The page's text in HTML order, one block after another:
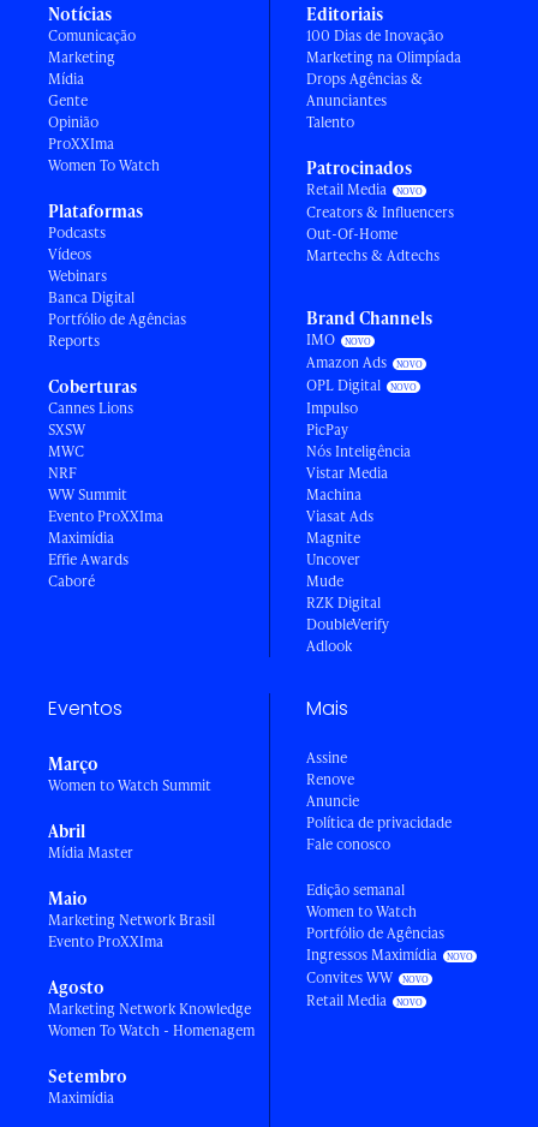
Notícias
Comunicação
Marketing
Mídia
Gente
Opinião
ProXXIma
Women To Watch
Plataformas
Podcasts
Vídeos
Webinars
Banca Digital
Portfólio de Agências
Reports
Coberturas
Cannes Lions
SXSW
MWC
NRF
WW Summit
Evento ProXXIma
Maximídia
Effie Awards
Caboré
Editoriais
100 Dias de Inovação
Marketing na Olimpíada
Drops Agências &
Anunciantes
Talento
Patrocinados
Retail Media
Creators & Influencers
Out-Of-Home
Martechs & Adtechs
Brand Channels
IMO
Amazon Ads
OPL Digital
Impulso
PicPay
Nós Inteligência
Vistar Media
Machina
Viasat Ads
Magnite
Uncover
Mude
RZK Digital
DoubleVerify
Adlook
Eventos
Março
Women to Watch Summit
Abril
Mídia Master
Maio
Marketing Network Brasil
Evento ProXXIma
Agosto
Marketing Network Knowledge
Women To Watch - Homenagem
Setembro
Maximídia
Mais
Assine
Renove
Anuncie
Política de privacidade
Fale conosco
Edição semanal
Women to Watch
Portfólio de Agências
Ingressos Maximídia
Convites WW
Retail Media